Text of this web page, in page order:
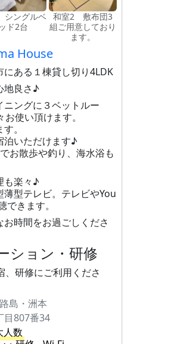
ングルベ
ッド2台
和室2 敷布団3
組ご用意しており
ます。
House
ある１棟貸し切り4LDK
地良さ♪
ングに３ベットルー
使い頂けます。
。
泊いただけます♪
お散歩や釣り、海水浴も
も楽々♪
薄型テレビ。テレビやYou
きます。
時間をお過ごしくださ
ション・研修
、研修にご利用くださ
島・洲本
目807番34
人数